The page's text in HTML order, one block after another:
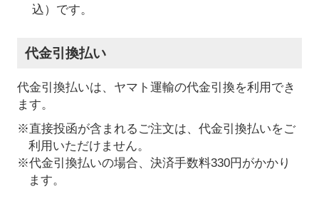
込）です。
代金引換払い
代金引換払いは、ヤマト運輸の代金引換を利用でき
ます。
※直接投函が含まれるご注文は、代金引換払いをご
利用いただけません。
※代金引換払いの場合、決済手数料330円がかかり
ます。